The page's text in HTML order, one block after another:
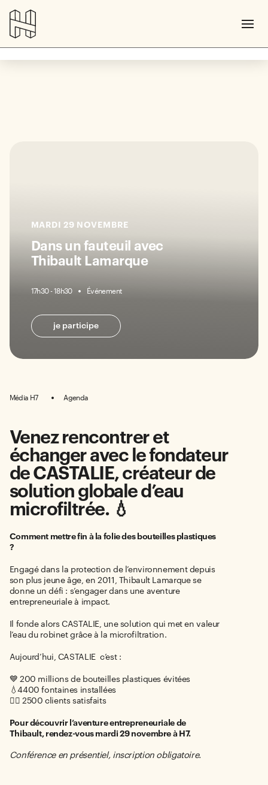
MARDI 29 NOVEMBRE
Dans un fauteuil avec
Thibault Lamarque
17h30 - 18h30 Événement
je participe
Média H7 Agenda
Venez rencontrer et
échanger avec le fondateur
de CASTALIE, créateur de
solution globale d’eau
microfiltrée. 💧
Comment mettre fin à la folie des bouteilles plastiques
?
Engagé dans la protection de l’environnement depuis
son plus jeune âge, en 2011, Thibault Lamarque se
donne un défi : s’engager dans une aventure
entrepreneuriale à impact.
Il fonde alors CASTALIE, une solution qui met en valeur
l’eau du robinet grâce à la microfiltration.
Aujourd’hui, CASTALIE c’est :
💙 200 millions de bouteilles plastiques évitées
💧4400 fontaines installées
🙋‍♂️ 2500 clients satisfaits
Pour découvrir l’aventure entrepreneuriale de
Thibault, rendez-vous mardi 29 novembre à H7.
Conférence en présentiel, inscription obligatoire.